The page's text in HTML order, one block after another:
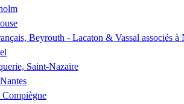
Beyrouth - Lacaton & Vassal associés
Saint-Nazaire
Compiègne